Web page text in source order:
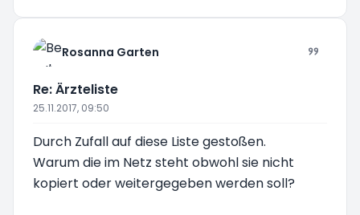
Rosanna Garten
Re: Ärzteliste
25.11.2017, 09:50
Durch Zufall auf diese Liste gestoßen.
Warum die im Netz steht obwohl sie nicht
kopiert oder weitergegeben werden soll?